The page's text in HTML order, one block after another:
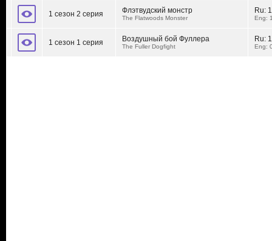
1 сезон 2 серия Флэтвудский монстр
The Flatwoods Monster
Ru:
Eng:
1 сезон 1 серия Воздушный бой Фуллера
The Fuller Dogfight
Ru:
Eng: